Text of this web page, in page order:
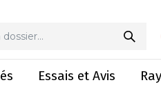
Essais et Avis
Lucas G développe un